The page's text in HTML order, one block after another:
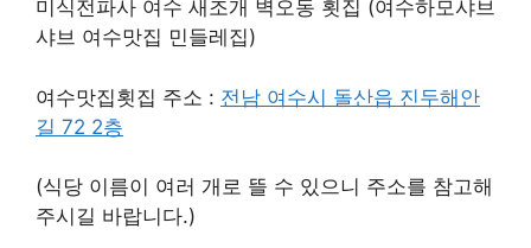
미식전파사 여수 새조개 벽오동 횟집 (여수하모샤브
샤브 여수맛집 민들레집)
여수맛집횟집 주소 : 전남 여수시 돌산읍 진두해안
길 72 2층
(식당 이름이 여러 개로 뜰 수 있으니 주소를 참고해
주시길 바랍니다.)